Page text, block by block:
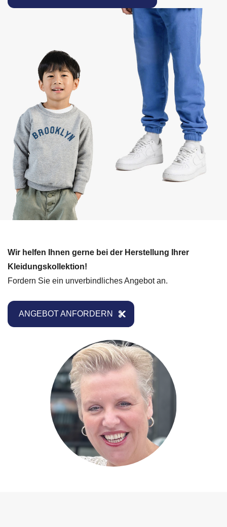
Wir helfen Ihnen gerne bei der Herstellung Ihrer
Kleidungskollektion!
Fordern Sie ein unverbindliches Angebot an.
ANGEBOT ANFORDERN